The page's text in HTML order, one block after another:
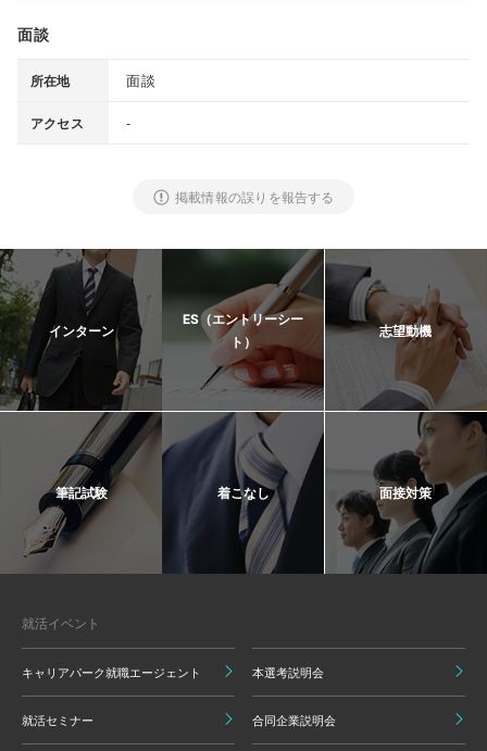
面談
所在地 面談
アクセス -
掲載情報の誤りを報告する
インターン
ES（エントリーシー
ト）
志望動機
筆記試験 着こなし 面接対策
就活イベント
キャリアパーク就職エージェント 本選考説明会
就活セミナー 合同企業説明会